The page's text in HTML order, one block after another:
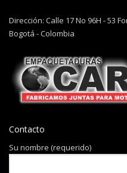
Dirección: Calle 17 No 96H - 53
Bogotá - Colombia
Contacto
Su nombre (requerido)